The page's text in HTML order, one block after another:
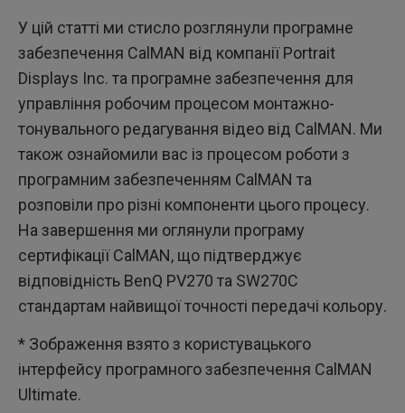
У цій статті ми стисло розглянули програмне
забезпечення CalMAN від компанії Portrait
Displays Inc. та програмне забезпечення для
управління робочим процесом монтажно-
тонувального редагування відео від CalMAN. Ми
також ознайомили вас із процесом роботи з
програмним забезпеченням CalMAN та
розповіли про різні компоненти цього процесу.
На завершення ми оглянули програму
сертифікації CalMAN, що підтверджує
відповідність BenQ PV270 та SW270C
стандартам найвищої точності передачі кольору.
* Зображення взято з користувацького
інтерфейсу програмного забезпечення CalMAN
Ultimate.